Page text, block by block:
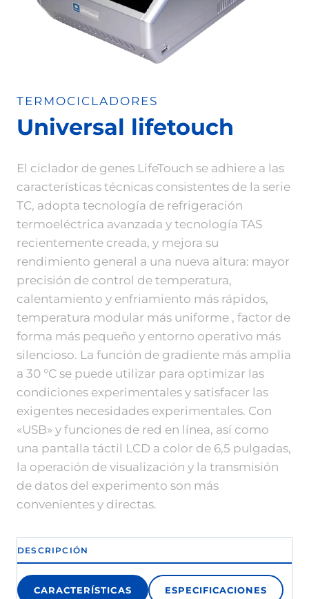
TERMOCICLADORES
Universal lifetouch
El ciclador de genes LifeTouch se adhiere a las
características técnicas consistentes de la serie
TC, adopta tecnología de refrigeración
termoeléctrica avanzada y tecnología TAS
recientemente creada, y mejora su
rendimiento general a una nueva altura: mayor
precisión de control de temperatura,
calentamiento y enfriamiento más rápidos,
temperatura modular más uniforme , factor de
forma más pequeño y entorno operativo más
silencioso. La función de gradiente más amplia
a 30 °C se puede utilizar para optimizar las
condiciones experimentales y satisfacer las
exigentes necesidades experimentales. Con
«USB» y funciones de red en línea, así como
una pantalla táctil LCD a color de 6,5 pulgadas,
la operación de visualización y la transmisión
de datos del experimento son más
convenientes y directas.
DESCRIPCIÓN
CARACTERÍSTICAS ESPECIFICACIONES